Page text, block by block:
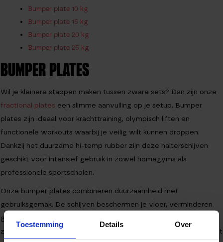
Toestemming Details Over
Bumper plate 10 kg
Bumper plate 15 kg
Bumper plate 20 kg
Bumper plate 25 kg
BUMPER PLATES
Wil je kleinere stappen maken tussen zware sets? Dan zijn onze
fractional plates een slimme aanvulling op je setup. Bumper
plates zijn ideaal voor krachttraining, olympisch liften en
functionele workouts waarbij je veilig wilt kunnen droppen.
Dankzij het duurzame hi-temp rubber zijn deze halterschijven
geschikt voor intensief gebruik in zowel homegyms als
professionele sportscholen.
Onze bumper plates combineren duurzaamheid met
gebruiksgemak. De schijven beschermen je vloer, verminderen
geluid en maken het mogelijk om gecontroleerd te trainen met
zware barbell oefeningen. Bekijk ook ons volledige overzicht met